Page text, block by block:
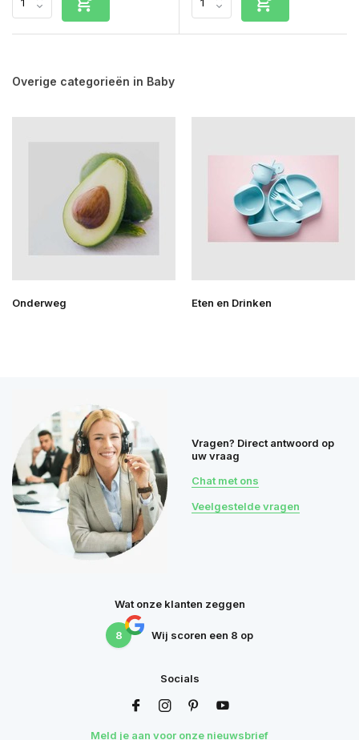
Overige categorieën in Baby
Onderweg Eten en Drinken
Vragen? Direct antwoord op
uw vraag
Chat met ons
Veelgestelde vragen
Wat onze klanten zeggen
8 Wij scoren een 8 op
Socials
Meld je aan voor onze nieuwsbrief